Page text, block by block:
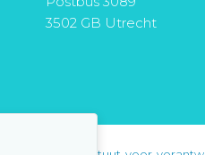
3502 GB Utrecht